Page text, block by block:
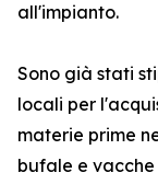
all'impianto.
Sono già stati
locali per
materie prime
bufale e